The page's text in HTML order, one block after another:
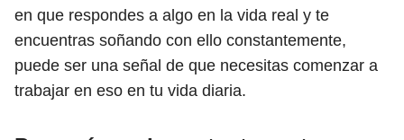
en que respondes a algo en la vida real y te
encuentras soñando con ello constantemente,
puede ser una señal de que necesitas comenzar a
trabajar en eso en tu vida diaria.